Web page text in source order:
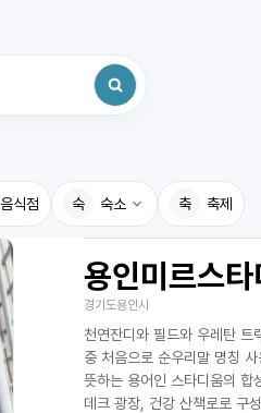
음식점 숙 숙소
국내맛집
고수의레시피
음식용어사전
축 축제
용인미르스
경기도용인시
천연잔디와 필드와 우레탄 트
중 처음으로 순우리말 명칭
뜻하는 용어인 스타디움의
데크 광장, 건강 산책로로 구